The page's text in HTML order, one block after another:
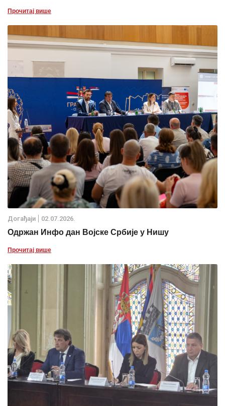
Прочитај више
Дoгађаjи 02.07.2026.
Одржан Инфо дан Војске Србије у Нишу
Прочитај више